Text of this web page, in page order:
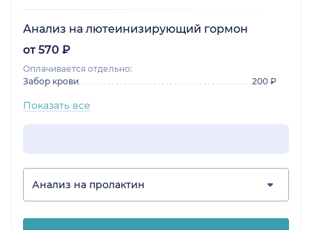
Анализ на лютеинизирующий гормон
от 570 ₽
Оплачивается отдельно:
Забор крови
200 ₽
Показать все
Анализ на пролактин